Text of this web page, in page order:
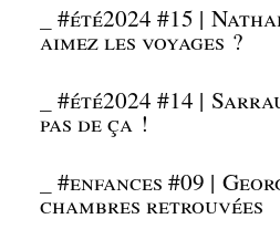
_#été2024 #15 |
aimez les voyages ?
_#été2024 #14 |
pas de ça !
_#enfances #09 |
chambres retrouvées